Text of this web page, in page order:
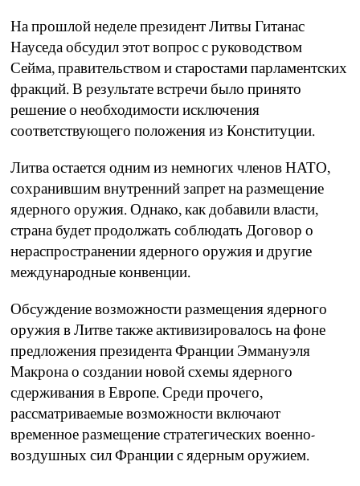
На прошлой неделе президент Литвы Гитанас
Науседа обсудил этот вопрос с руководством
Сейма, правительством и старостами парламентских
фракций. В результате встречи было принято
решение о необходимости исключения
соответствующего положения из Конституции.
Литва остается одним из немногих членов НАТО,
сохранившим внутренний запрет на размещение
ядерного оружия. Однако, как добавили власти,
страна будет продолжать соблюдать Договор о
нераспространении ядерного оружия и другие
международные конвенции.
Обсуждение возможности размещения ядерного
оружия в Литве также активизировалось на фоне
предложения президента Франции Эммануэля
Макрона о создании новой схемы ядерного
сдерживания в Европе. Среди прочего,
рассматриваемые возможности включают
временное размещение стратегических военно-
воздушных сил Франции с ядерным оружием.